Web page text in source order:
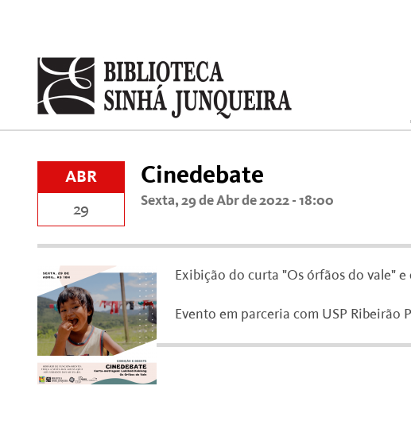
ABR
29
Cinedebate
Sexta, 29 de Abr de 2022 - 18:00
Exibição do curta "Os órfãos do vale"
Evento em parceria com USP Ribeirão